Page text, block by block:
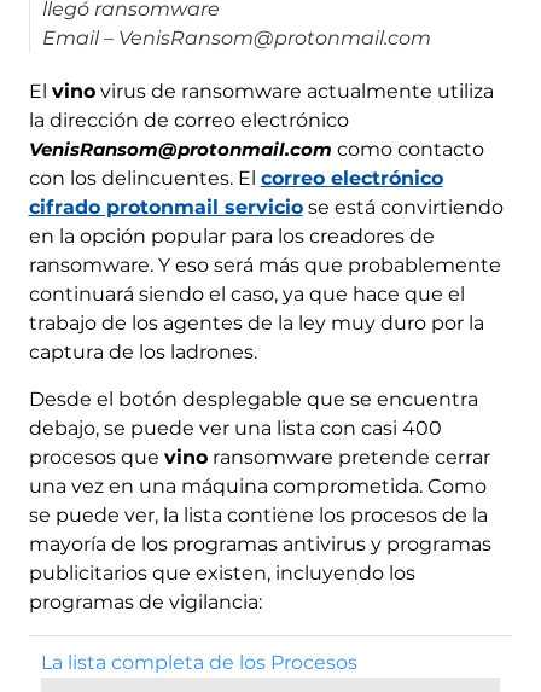
llegó ransomware
Email – VenisRansom@protonmail.com
El vinovirus de ransomware actualmente utiliza
la dirección de correo electrónico
VenisRansom@protonmail.com como contacto
con los delincuentes. El correo electrónico
cifrado protonmail serviciose está convirtiendo
en la opción popular para los creadores de
ransomware. Y eso será más que probablemente
continuará siendo el caso, ya que hace que el
trabajo de los agentes de la ley muy duro por la
captura de los ladrones.
Desde el botón desplegable que se encuentra
debajo, se puede ver una lista con casi 400
procesos que vinoransomware pretende cerrar
una vez en una máquina comprometida. Como
se puede ver, la lista contiene los procesos de la
mayoría de los programas antivirus y programas
publicitarios que existen, incluyendo los
programas de vigilancia:
La lista completa de los Procesos